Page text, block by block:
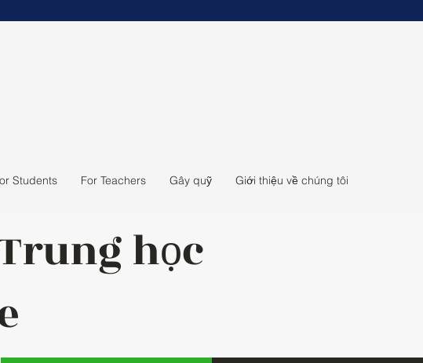
Students For Teachers Gây quỹ Giới thiệu về chúng tôi
học